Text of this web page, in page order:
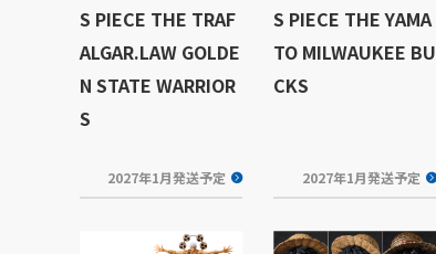
S PIECE THE TRAF
ALGAR.LAW GOLDE
N STATE WARRIOR
S
2027年1月発送予定
S PIECE THE YAMA
TO MILWAUKEE BU
CKS
2027年1月発送予定